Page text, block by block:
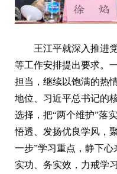
王江平就深入推进
等工作安排提出要求。
担当，继续以饱满的热
地位、习近平总书记的
选择，把“两个维护”落
悟透、发扬优良学风，
一步”学习重点，静下
实功、务实效，力戒学